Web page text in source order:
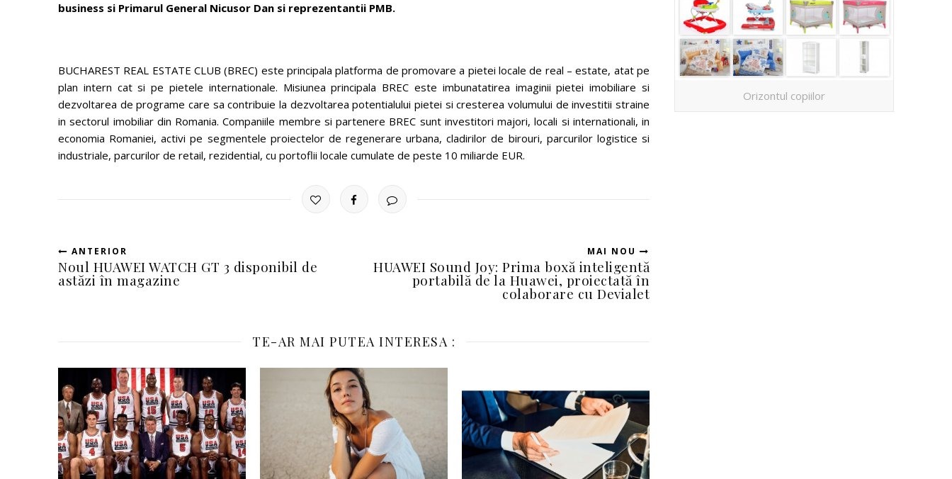
business si Primarul General Nicusor Dan si reprezentantii PMB.
BUCHAREST REAL ESTATE CLUB (BREC) este principala platforma de promovare a pietei locale de real – estate, atat pe
plan intern cat si pe pietele internationale. Misiunea principala BREC este imbunatatirea imaginii pietei imobiliare si
dezvoltarea de programe care sa contribuie la dezvoltarea potentialului pietei si cresterea volumului de investitii straine
in sectorul imobiliar din Romania. Companiile membre si partenere BREC sunt investitori majori, locali si internationali, in
economia Romaniei, activi pe segmentele proiectelor de regenerare urbana, cladirilor de birouri, parcurilor logistice si
industriale, parcurilor de retail, rezidential, cu portoflii locale cumulate de peste 10 miliarde EUR.
ANTERIOR
Noul HUAWEI WATCH GT 3 disponibil de
astăzi în magazine
MAI NOU
HUAWEI Sound Joy: Prima boxă inteligentă
portabilă de la Huawei, proiectată în
colaborare cu Devialet
TE-AR MAI PUTEA INTERESA :
Orizontul copiilor